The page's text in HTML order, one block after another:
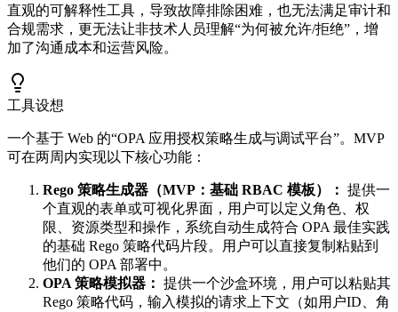
直观的可解释性工具，导致故障排除困难，也无法满足审计和
合规需求，更无法让非技术人员理解“为何被允许/拒绝”，增
加了沟通成本和运营风险。
工具设想
一个基于 Web 的“OPA 应用授权策略生成与调试平台”。MVP
可在两周内实现以下核心功能：
Rego 策略生成器（MVP：基础 RBAC 模板）： 提供一
个直观的表单或可视化界面，用户可以定义角色、权
限、资源类型和操作，系统自动生成符合 OPA 最佳实践
的基础 Rego 策略代码片段。用户可以直接复制粘贴到
他们的 OPA 部署中。
OPA 策略模拟器： 提供一个沙盒环境，用户可以粘贴其
Rego 策略代码，输入模拟的请求上下文（如用户ID、角